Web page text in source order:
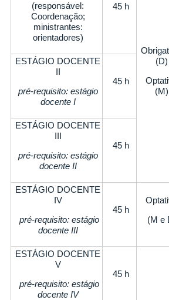
(responsável:
Coordenação;
ministrantes:
orientadores)
45 h
(D)
(M)
ESTÁGIO DOCENTE
II
pré-requisito: estágio
docente I
45 h
ESTÁGIO DOCENTE
III
pré-requisito: estágio
docente II
45 h
ESTÁGIO DOCENTE
IV
pré-requisito: estágio
docente III
45 h
(M e
ESTÁGIO DOCENTE
V
pré-requisito: estágio
docente IV
45 h